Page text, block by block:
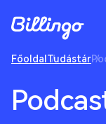
Főoldal Tudástár